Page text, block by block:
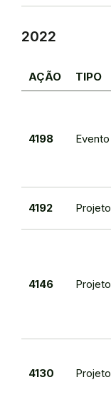
2022
AÇÃO TIPO
4198 Evento
4192 Projeto
4146 Projeto
4130 Projeto